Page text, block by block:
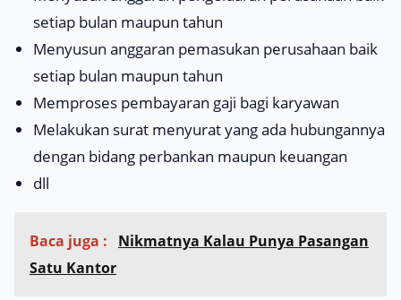
setiap bulan maupun tahun
Menyusun anggaran pemasukan perusahaan baik
setiap bulan maupun tahun
Memproses pembayaran gaji bagi karyawan
Melakukan surat menyurat yang ada hubungannya
dengan bidang perbankan maupun keuangan
dll
Baca juga :
Nikmatnya Kalau Punya Pasangan
Satu Kantor